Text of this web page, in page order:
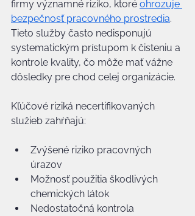
firmy významné riziko, ktoré ohrozuje
bezpečnosť pracovného prostredia.
Tieto služby často nedisponujú
systematickým prístupom k čisteniu a
kontrole kvality, čo môže mať vážne
dôsledky pre chod celej organizácie.
Kľúčové riziká necertifikovaných
služieb zahŕňajú:
Zvýšené riziko pracovných
úrazov
Možnosť použitia škodlivých
chemických látok
Nedostatočná kontrola